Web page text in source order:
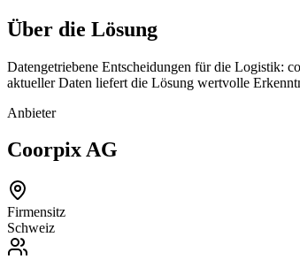
Über die Lösung
Datengetriebene Entscheidungen für die Logistik:
aktueller Daten liefert die Lösung wertvolle
Anbieter
Coorpix AG
Firmensitz
Schweiz